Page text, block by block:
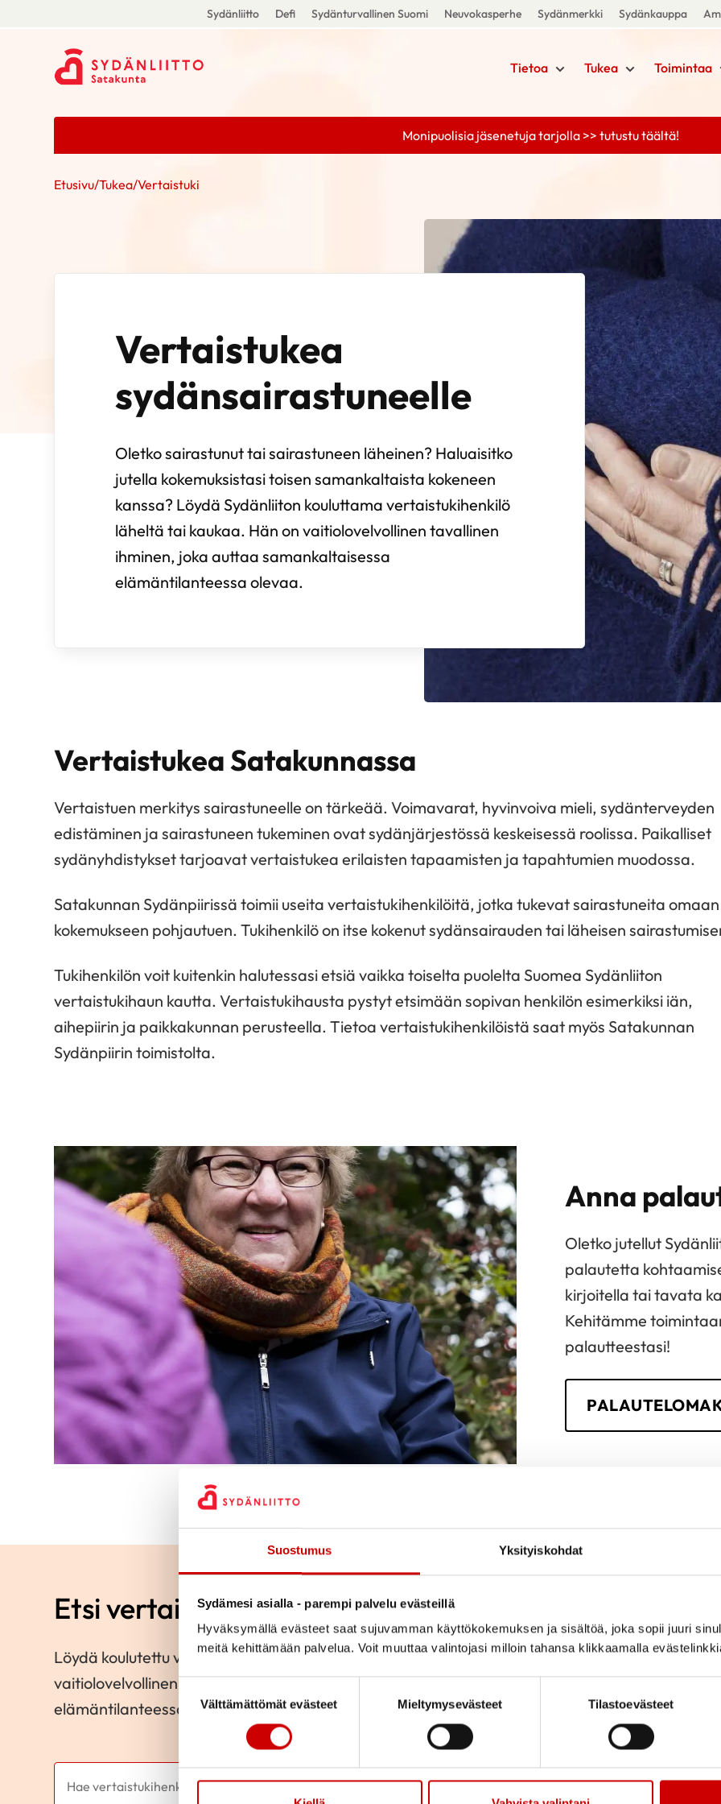
Suostumus Yksityiskohdat
Sydämesi asialla - parempi palvelu evästeillä
Hyväksymällä evästeet saat sujuvamman käyttökokemuksen ja sisältöä, joka sopii juuri
meitä kehittämään palvelua. Voit muuttaa valintojasi milloin tahansa klikkaamalla
Välttämättömät evästeet
Mieltymysevästeet Tilastoevästeet
Sydänliitto Defi Sydänturvallinen Suomi Neuvokasperhe Sydänmerkki Sydänkauppa
Tietoa Tukea Toimintaa
Monipuolisia jäsenetuja tarjolla >> tutustu täältä!
Etusivu/Tukea/Vertaistuki
Vertaistukea
sydänsairastuneelle
Oletko sairastunut tai sairastuneen läheinen? Haluaisitko
jutella kokemuksistasi toisen samankaltaista kokeneen
kanssa? Löydä Sydänliiton kouluttama vertaistukihenkilö
läheltä tai kaukaa. Hän on vaitiolovelvollinen tavallinen
ihminen, joka auttaa samankaltaisessa
elämäntilanteessa olevaa.
Vertaistukea Satakunnassa
Vertaistuen merkitys sairastuneelle on tärkeää. Voimavarat, hyvinvoiva mieli, sydänterveyden
edistäminen ja sairastuneen tukeminen ovat sydänjärjestössä keskeisessä roolissa. Paikalliset
sydänyhdistykset tarjoavat vertaistukea erilaisten tapaamisten ja tapahtumien muodossa.
Satakunnan Sydänpiirissä toimii useita vertaistukihenkilöitä, jotka tukevat sairastuneita omaan
kokemukseen pohjautuen. Tukihenkilö on itse kokenut sydänsairauden tai läheisen
Tukihenkilön voit kuitenkin halutessasi etsiä vaikka toiselta puolelta Suomea Sydänliiton
vertaistukihaun kautta. Vertaistukihausta pystyt etsimään sopivan henkilön esimerkiksi iän,
aihepiirin ja paikkakunnan perusteella. Tietoa vertaistukihenkilöistä saat myös Satakunnan
Sydänpiirin toimistolta.
Anna
Oletko jutellut
palautetta
kirjoitella tai tavata
Kehitämme
palautteestasi!
Etsi vertaistukihenkilö
Löydä koulutettu vertaistukihenkilö läheltä tai kaukaa. Hän on
vaitiolovelvollinen tavallinen ihminen, joka auttaa samankaltaisessa
elämäntilanteessa olevaa.
Hae